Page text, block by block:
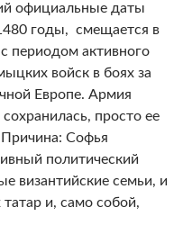
официальные даты
годы, смещается в
периодом активного
войск в боях за
Европе. Армия
просто ее
Причина: Софья
политический
византийские семьи, и
и, само собой,